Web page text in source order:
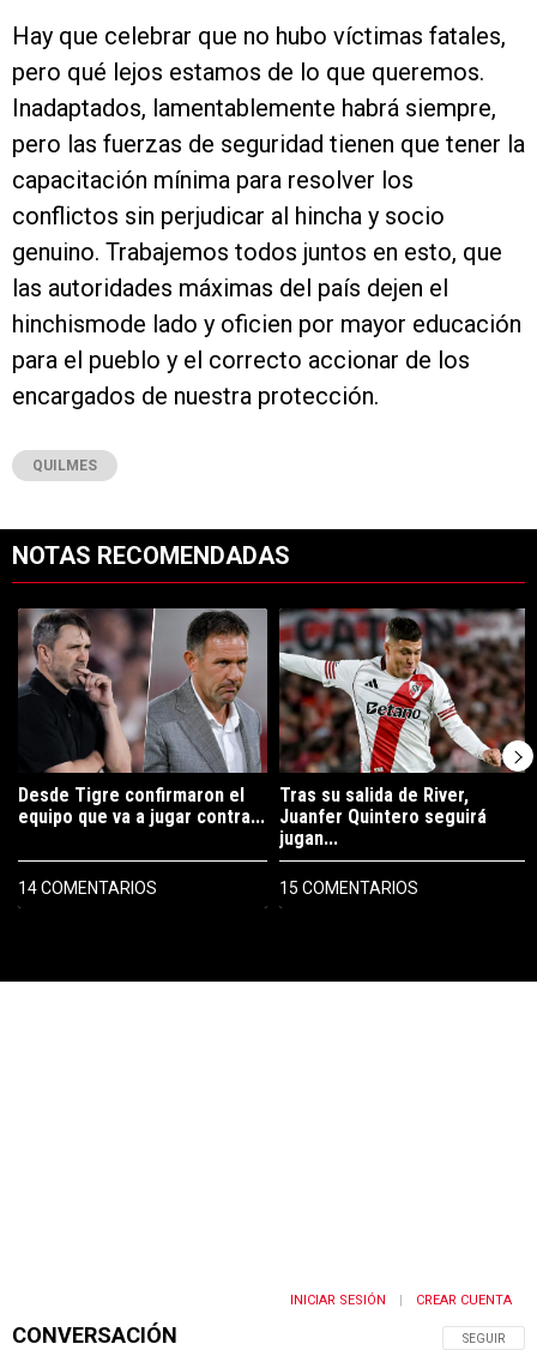
Hay que celebrar que no hubo víctimas fatales,
pero qué lejos estamos de lo que queremos.
Inadaptados, lamentablemente habrá siempre,
pero las fuerzas de seguridad tienen que tener la
capacitación mínima para resolver los
conflictos sin perjudicar al hincha y socio
genuino. Trabajemos todos juntos en esto, que
las autoridades máximas del país dejen el
hinchismode lado y oficien por mayor educación
para el pueblo y el correcto accionar de los
encargados de nuestra protección.
QUILMES
NOTAS RECOMENDADAS
Un artículo de tendencia con el título "Desde Tigre confirmaron el
Desde Tigre confirmaron el
equipo que va a jugar contra...
14 COMENTARIOS
Un artículo de tendencia con el
Tras su salida de River,
Juanfer Quintero seguirá
jugan...
15 COMENTARIOS
CONVERSACIÓN SIGA ESTA
SEGUIR
INICIAR SESIÓN CREAR CUENTA